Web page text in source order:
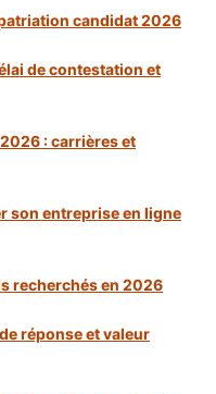
candidat 2026
de contestation et
: carrières et
son entreprise en ligne
recherchés en 2026
réponse et valeur